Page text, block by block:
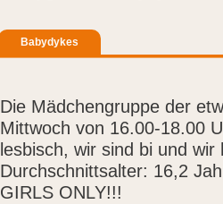
Babydykes
Die Mädchengruppe der
Mittwoch von 16.00-18.00
lesbisch, wir sind bi und
Durchschnittsalter: 16,2
GIRLS ONLY!!!